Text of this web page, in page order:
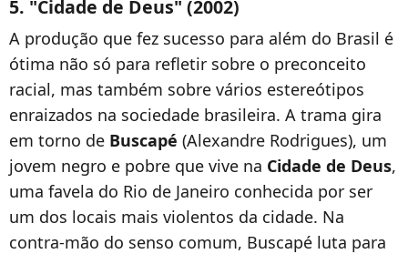
5. "Cidade de Deus" (2002)
A produção que fez sucesso para além do Brasil é
ótima não só para refletir sobre o preconceito
racial, mas também sobre vários estereótipos
enraizados na sociedade brasileira. A trama gira
em torno de Buscapé (Alexandre Rodrigues), um
jovem negro e pobre que vive na Cidade de Deus,
uma favela do Rio de Janeiro conhecida por ser
um dos locais mais violentos da cidade. Na
contra-mão do senso comum, Buscapé luta para